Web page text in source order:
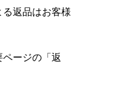
返品はお客様
ージの「返